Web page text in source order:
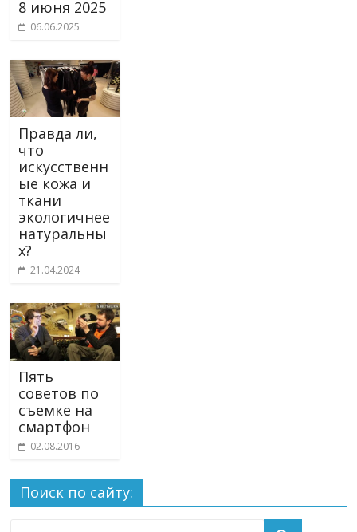
8 июня 2025
06.06.2025
Правда ли,
что
искусственн
ые кожа и
ткани
экологичнее
натуральны
х?
21.04.2024
Пять
советов по
съемке на
смартфон
02.08.2016
Поиск по сайту: